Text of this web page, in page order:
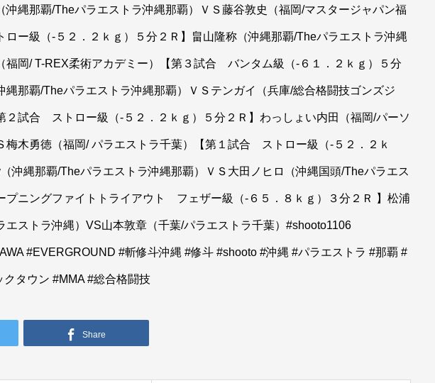
沖縄那覇/Theパラエストラ沖縄那覇）ＶＳ藤谷敦史（福岡/マスタージャパン福
ー級（-５２．２ｋｇ）５分２Ｒ】畠山隆称（沖縄那覇/Theパラエストラ沖縄
福岡/ T-REX柔術アカデミー）【第３試合 バンタム級（-６１．２ｋｇ）５分
縄那覇/Theパラエストラ沖縄那覇）ＶＳテンガイ（兵庫/総合格闘技ゴンズジ
２試合 ストロー級（-５２．２ｋｇ）５分２Ｒ】わっしょい内田（福岡/パーソ
梅木勇徳（福岡/ パラエストラ千葉）【第１試合 ストロー級（-５２．２ｋ
沖縄那覇/Theパラエストラ沖縄那覇）ＶＳ大田ノヒロ（沖縄国頭/Theパラエス
プニングファイトトライアウト フェザー級（-６５．８ｋｇ）３分２Ｒ 】松浦
エストラ沖縄）VS山本敦章（千葉/パラエストラ千葉）#shooto1106
#EVERGROUND #斬修斗沖縄 #修斗 #shooto #沖縄 #パラエストラ #那覇 #
クタウン #MMA #総合格闘技
Share